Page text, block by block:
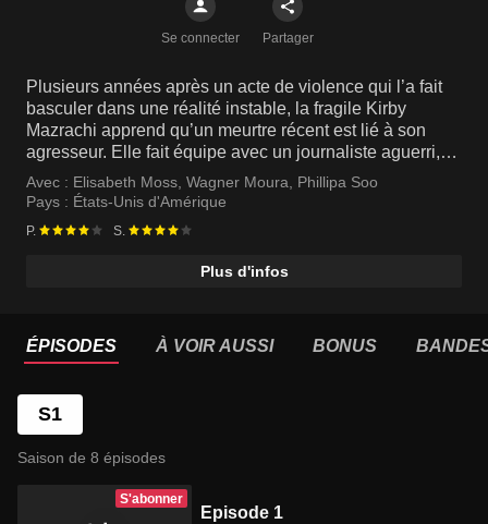
Se connecter Partager
Plusieurs années après un acte de violence qui l’a fait
basculer dans une réalité instable, la fragile Kirby
Mazrachi apprend qu’un meurtre récent est lié à son
agresseur. Elle fait équipe avec un journaliste aguerri,
Dan Velazquez, pour comprendre son présent
perpétuellement changeant – et pour se confronter à son
Avec : Elisabeth Moss, Wagner Moura, Phillipa Soo
Pays : États-Unis d'Amérique
P. S.
Plus d'infos
ÉPISODES À VOIR AUSSI BONUS
S1
Saison de 8 épisodes
S'abonner
Episode 1